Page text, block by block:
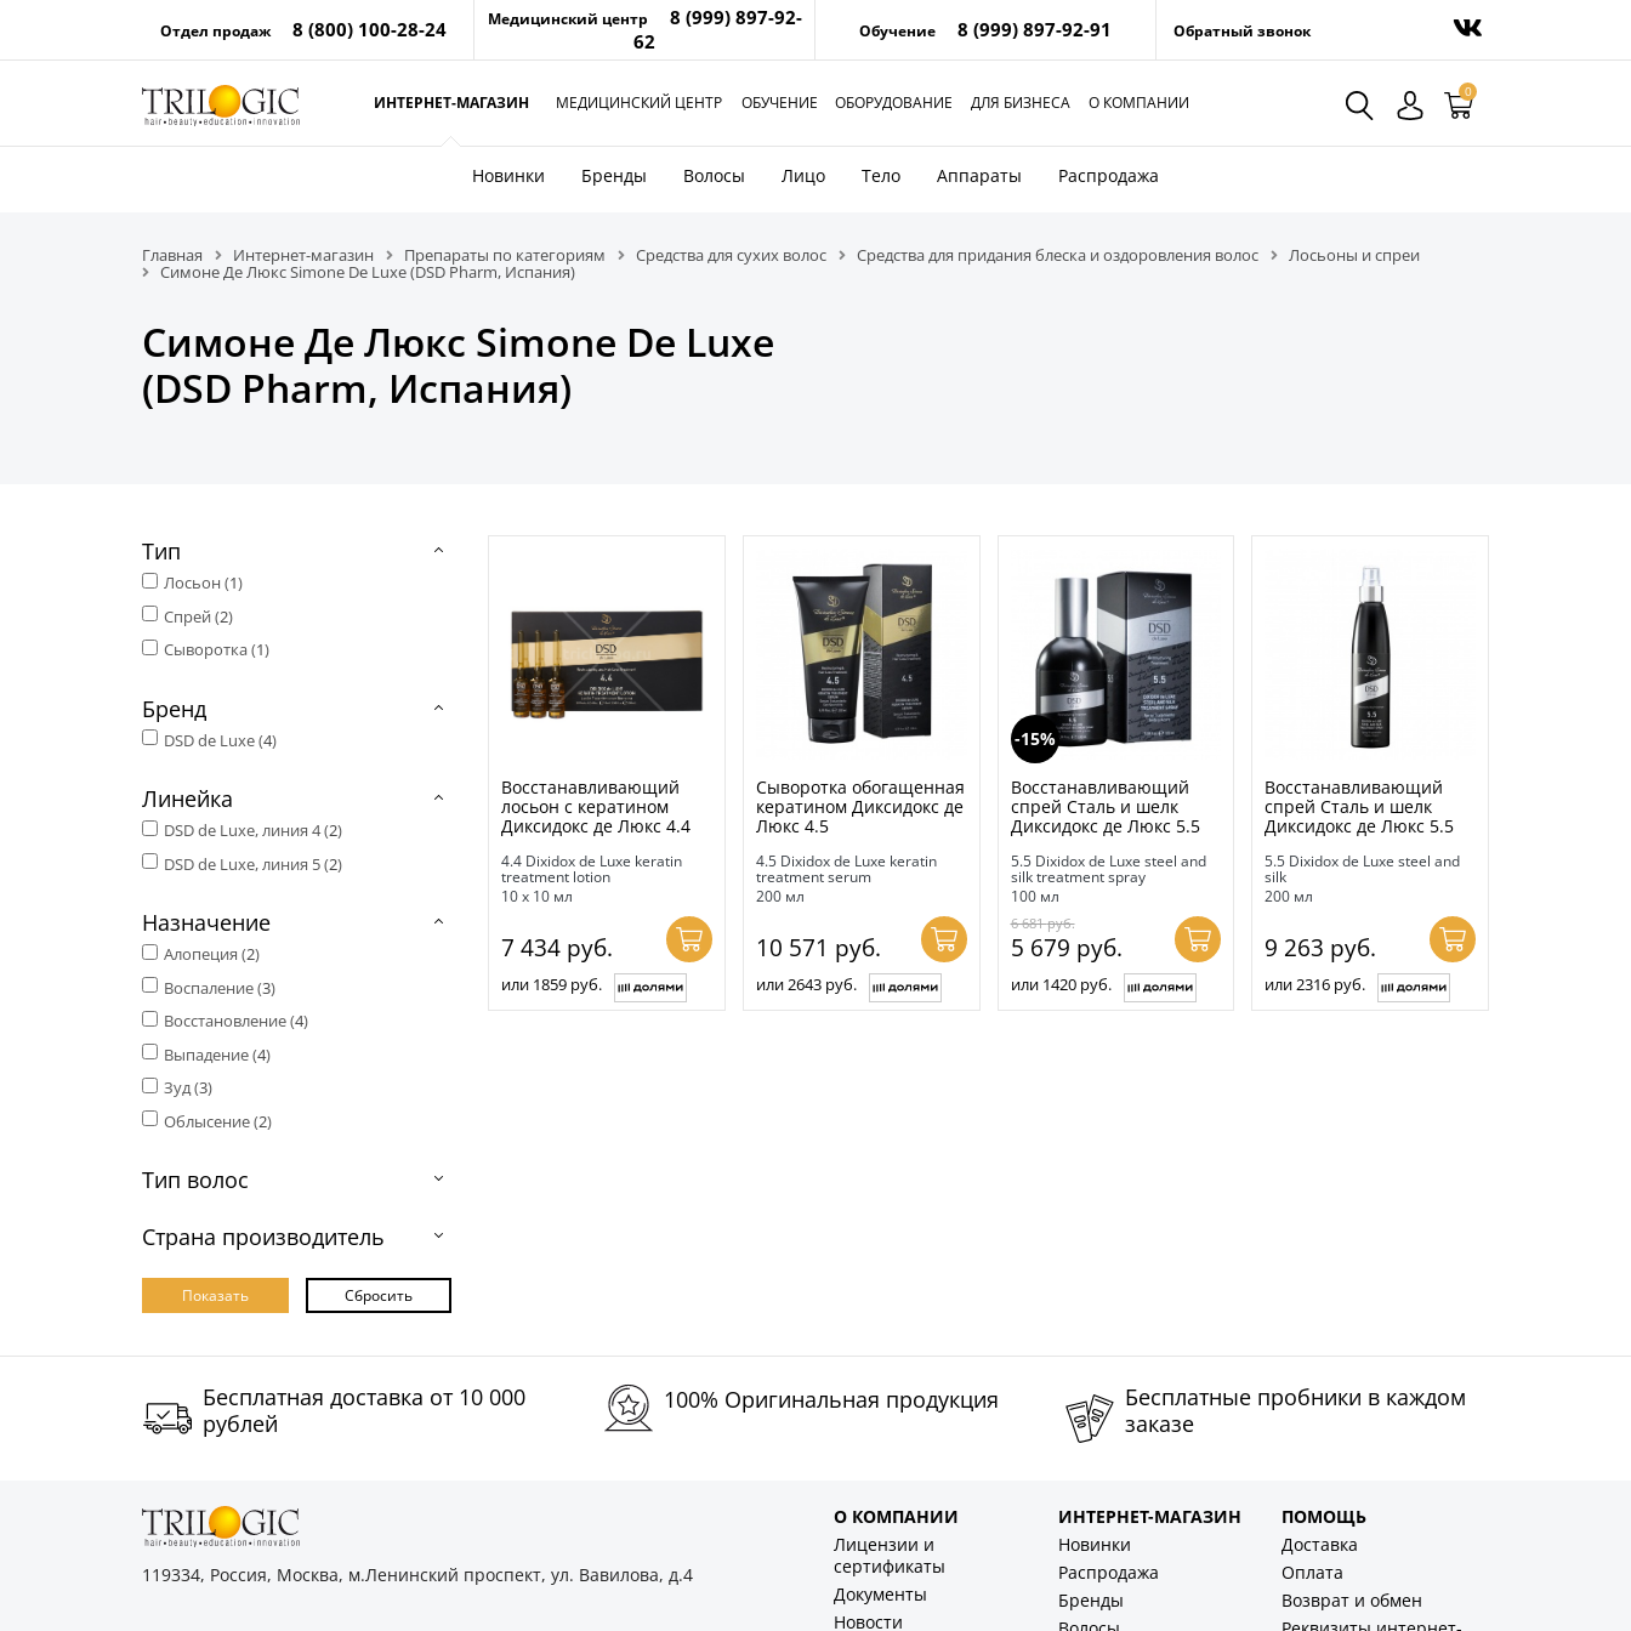
Отдел продаж 8 (800) 100-28-24 Медицинский центр
8 (999) 897-92-
62
Обучение 8 (999) 897-92-91 Обратный звонок
0
ИНТЕРНЕТ-МАГАЗИН МЕДИЦИНСКИЙ ЦЕНТР ОБУЧЕНИЕ ОБОРУДОВАНИЕ ДЛЯ БИЗНЕСА О КОМПАНИИ
Новинки Бренды Волосы Лицо Тело Аппараты Распродажа
Главная Интернет-магазин Препараты по категориям Средства для сухих волос Средства для придания блеска и оздоровления волос Лосьоны и спреи
Симоне Де Люкс Simone De Luxe (DSD Pharm, Испания)
Симоне Де Люкс Simone De Luxe
(DSD Pharm, Испания)
Тип
Лосьон (1)
Спрей (2)
Сыворотка (1)
Бренд
DSD de Luxe (4)
Линейка
DSD de Luxe, линия 4 (2)
DSD de Luxe, линия 5 (2)
Назначение
Алопеция (2)
Воспаление (3)
Восстановление (4)
Выпадение (4)
Зуд (3)
Облысение (2)
Тип волос
Страна производитель
Восстанавливающий
лосьон с кератином
Диксидокс де Люкс 4.4
4.4 Dixidox de Luxe keratin
treatment lotion
10 х 10 мл
7 434 руб.
или 1859 руб.
Сыворотка обогащенная
кератином Диксидокс де
Люкс 4.5
4.5 Dixidox de Luxe keratin
treatment serum
200 мл
10 571 руб.
или 2643 руб.
-15%
Восстанавливающий
спрей Сталь и шелк
Диксидокс де Люкс 5.5
5.5 Dixidox de Luxe steel and
silk treatment spray
100 мл
6 681руб.
5 679 руб.
или 1420 руб.
Восстанавливающий
спрей Сталь и шелк
Диксидокс де Люкс 5.5
5.5 Dixidox de Luxe steel and
silk
200 мл
9 263 руб.
или 2316 руб.
Бесплатная доставка от 10 000
рублей
100% Оригинальная продукция
Бесплатные пробники в каждом
заказе
119334, Россия, Москва, м.Ленинский проспект, ул. Вавилова, д.4
О КОМПАНИИ
Лицензии и
сертификаты
Документы
Новости
ИНТЕРНЕТ-МАГАЗИН
Новинки
Распродажа
Бренды
ПОМОЩЬ
Доставка
Оплата
Возврат и обмен